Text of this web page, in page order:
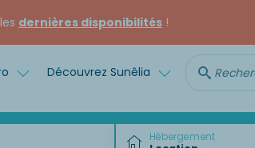
dernières disponibilités !
Découvrez Sunêlia
Hébergement